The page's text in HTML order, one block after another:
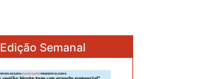
Edição Semanal